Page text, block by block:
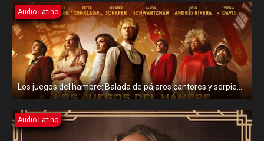
Audio Latino
Los juegos del hambre: Balada de pájaros cantores y serpientes
Audio Latino